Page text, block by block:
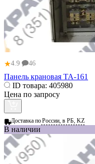
★4.9 46
Панель крановая ТА-161
ID товара: 405980
Цена по запросу
Доставка поРоссии, в РБ, KZ
В наличии